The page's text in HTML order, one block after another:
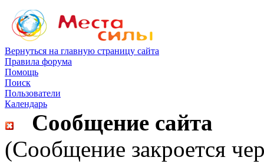
Вернуться на главную страницу сайта
Правила форума
Помощь
Поиск
Пользователи
Календарь
Сообщение сайта
(Сообщение закроется